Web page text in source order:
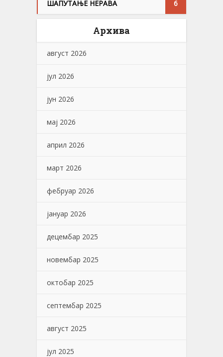
ШАПУТАЊЕ НЕРАВА 6
Архива
август 2026
јул 2026
јун 2026
мај 2026
април 2026
март 2026
фебруар 2026
јануар 2026
децембар 2025
новембар 2025
октобар 2025
септембар 2025
август 2025
јул 2025